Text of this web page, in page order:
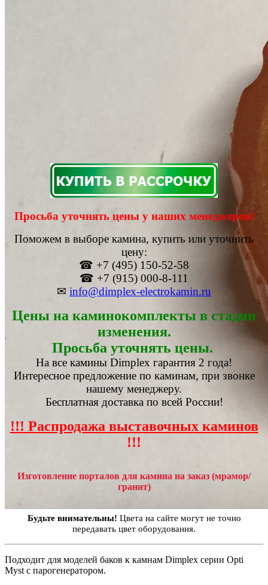
Просьба уточнять цены у наших менеджеров!
Поможем в выборе камина, купить или уточнить
цену:
☎ +7 (495) 150-52-58
☎ +7 (915) 000-8-111
✉ info@dimplex-electrokamin.ru
Цены на каминокомплекты в стадии
изменения.
Просьба уточнять цены.
На все камины Dimplex гарантия 2 года!
Интересное предложение по каминам, при звонке
нашему менеджеру.
Бесплатная доставка по всей России!
!!! Распродажа выставочных каминов
!!!
Изготовление порталов для камина на заказ (мрамор/
гранит)
Будьте внимательны! Цвета на сайте могут не точно
передавать цвет оборудования.
Подходит для моделей баков к камнам Dimplex серии Opti
Myst с парогенератором.